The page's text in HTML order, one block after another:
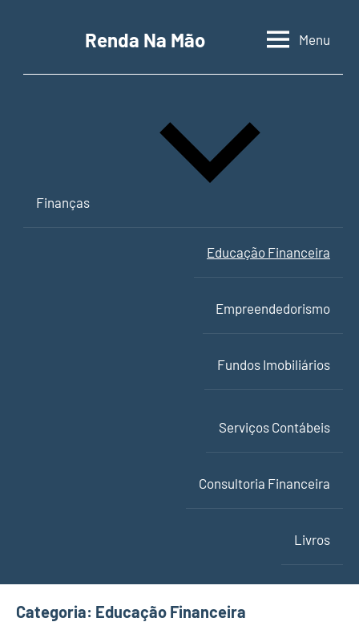
conteúdo
Renda Na Mão
Contabilidade,
empreendedorismo
Menu
Finanças
Educação Financeira
Empreendedorismo
Fundos Imobiliários
Serviços Contábeis
Consultoria Financeira
Livros
Categoria: Educação Financeira